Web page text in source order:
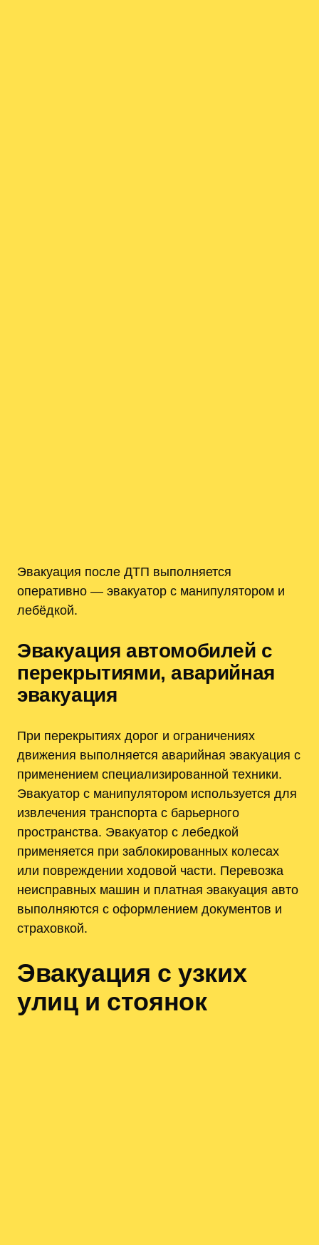
Эвакуация после ДТП выполняется
оперативно — эвакуатор с манипулятором и
лебёдкой.
Эвакуация автомобилей с
перекрытиями, аварийная
эвакуация
При перекрытиях дорог и ограничениях
движения выполняется аварийная эвакуация с
применением специализированной техники.
Эвакуатор с манипулятором используется для
извлечения транспорта с барьерного
пространства. Эвакуатор с лебедкой
применяется при заблокированных колесах
или повреждении ходовой части. Перевозка
неисправных машин и платная эвакуация авто
выполняются с оформлением документов и
страховкой.
Эвакуация с узких
улиц и стоянок